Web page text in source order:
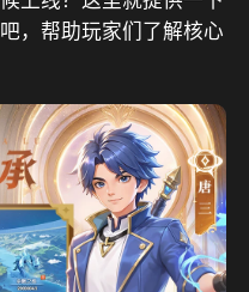
，帮助玩家们了解核心